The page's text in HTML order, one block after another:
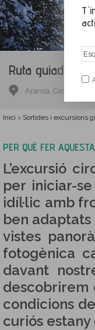
Ruta guiada.
Aransa, Cerdanya,
Inici > Sortides i excursions
PER QUÈ FER
L’excursió
per iniciar-
idíl·lic amb
ben
vistes
fotogènica
davant
descobrirem
condicions
curiós